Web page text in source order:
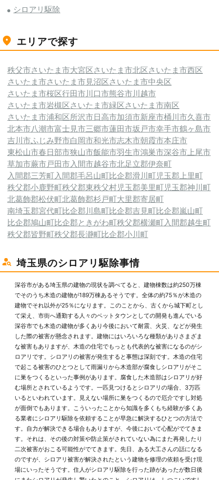
シロアリ駆除
エリアで探す
秩父市さいたま市大宮区さいたま市北区さいたま市西区
さいたま市さいたま市見沼区さいたま市中央区
さいたま市桜区行田市川口市熊谷市川越市
さいたま市岩槻区さいたま市緑区さいたま市南区
さいたま市浦和区所沢市日高市加須市新座市桶川市久喜市
北本市八潮市富士見市三郷市蓮田市坂戸市幸手市鶴ヶ島市
吉川市ふじみ野市白岡市和光市志木市朝霞市本庄市
東松山市春日部市狭山市飯能市羽生市鴻巣市深谷市上尾市
草加市蕨市戸田市入間市越谷市北足立郡伊奈町
入間郡三芳町入間郡毛呂山町比企郡滑川町児玉郡上里町
秩父郡小鹿野町秩父郡東秩父村児玉郡美里町児玉郡神川町
北葛飾郡松伏町北葛飾郡杉戸町大里郡寄居町
南埼玉郡宮代町比企郡川島町比企郡吉見町比企郡嵐山町
比企郡鳩山町比企郡ときがわ町秩父郡横瀬町入間郡越生町
秩父郡皆野町秩父郡長瀞町比企郡小川町
埼玉県のシロアリ駆除事情
深谷市がある埼玉県の建物の現状を調べてると、建物棟数は約250万棟
でそのうち木造の建物が189万棟あるそうです。全体の約75％が木造の
建物でそれ以外が25％になります。このことから、古くから城下町とし
て栄え、市街へ通勤する人々のベットタウンとしての開発も進んでいる
深谷市でも木造の建物が多くあり今後において耐震、火災、などが発生
した際の被害が懸念されます。建物にはいろいろな種類がありさまざま
な被害もありますが、木造の住宅でもっとも代表的な被害になるのがシ
ロアリです。シロアリの被害が発生すると事態は深刻です。木造の住宅
で起こる被害のひとつとして雨漏りから木造部が腐食しシロアリがそこ
に巣をつくるといった事例があります。腐食した木造部はシロアリが好
む場所とされているようです。一匹見つけるとシロアリの場合、3万匹
いるといわれています。見えない場所に巣をつくるので厄介ですし対処
が面倒でもあります。こういったことから知識を多くもち経験が多くあ
る業者にシロアリ駆除を依頼することが早急に解決するひとつの方法で
す。自力が解決できる場合もありますが、今後において心配がでてきま
す。それは、その後の対策や防止策がされていない為にまた再発したり
二次被害がおこる可能性がでてきます。先日、ある大工さんの話になる
のですが、シロアリ被害が解決されたという建物を修理の依頼を受け現
場にいったそうです。住人がシロアリ駆除を行った跡があったが数日後